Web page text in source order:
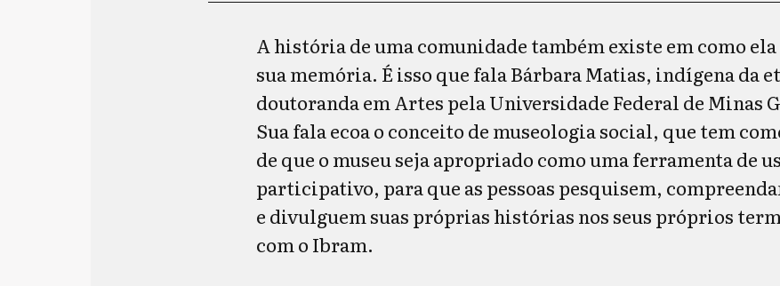
A história de uma comunidade também existe em como
sua memória. É isso que fala Bárbara Matias, indígena da
doutoranda em Artes pela Universidade Federal de Minas
Sua fala ecoa o conceito de museologia social, que tem
de que o museu seja apropriado como uma ferramenta de
participativo, para que as pessoas pesquisem,
e divulguem suas próprias histórias nos seus próprios
com o Ibram.